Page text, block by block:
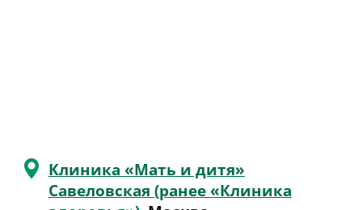
Клиника «Мать и дитя»
Савеловская (ранее «Клиника